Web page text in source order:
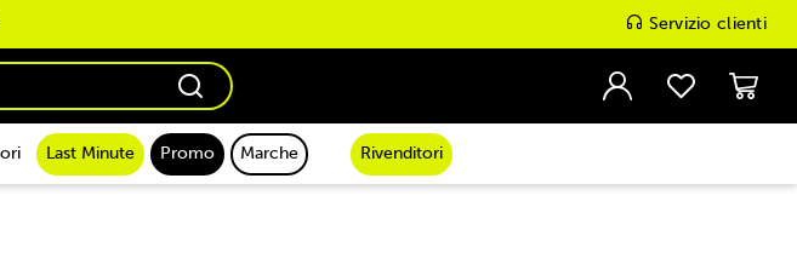
Servizio clienti
Last Minute Promo Marche Rivenditori